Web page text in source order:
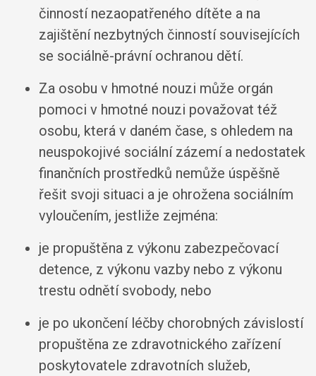
činností nezaopatřeného dítěte a na
zajištění nezbytných činností souvisejících
se sociálně-právní ochranou dětí.
Za osobu v hmotné nouzi může orgán
pomoci v hmotné nouzi považovat též
osobu, která v daném čase, s ohledem na
neuspokojivé sociální zázemí a nedostatek
finančních prostředků nemůže úspěšně
řešit svoji situaci a je ohrožena sociálním
vyloučením, jestliže zejména:
je propuštěna z výkonu zabezpečovací
detence, z výkonu vazby nebo z výkonu
trestu odnětí svobody, nebo
je po ukončení léčby chorobných závislostí
propuštěna ze zdravotnického zařízení
poskytovatele zdravotních služeb,